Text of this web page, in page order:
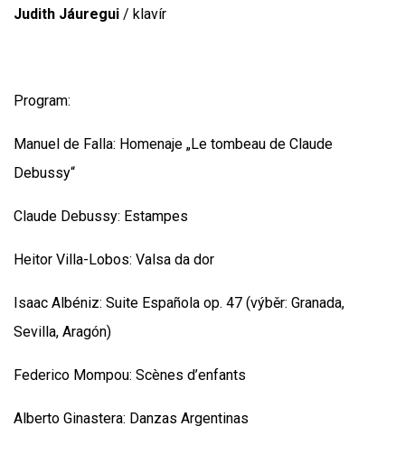
Judith Jáuregui / klavír
Program:
Manuel de Falla: Homenaje „Le tombeau de Claude
Debussy“
Claude Debussy: Estampes
Heitor Villa-Lobos: Valsa da dor
Isaac Albéniz: Suite Española op. 47 (výběr: Granada,
Sevilla, Aragón)
Federico Mompou: Scènes d’enfants
Alberto Ginastera: Danzas Argentinas